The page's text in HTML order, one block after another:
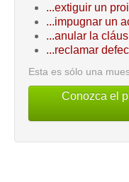
...extiguir un
...impugnar un
...anular la
...reclamar
Esta es sólo una
Conozca el